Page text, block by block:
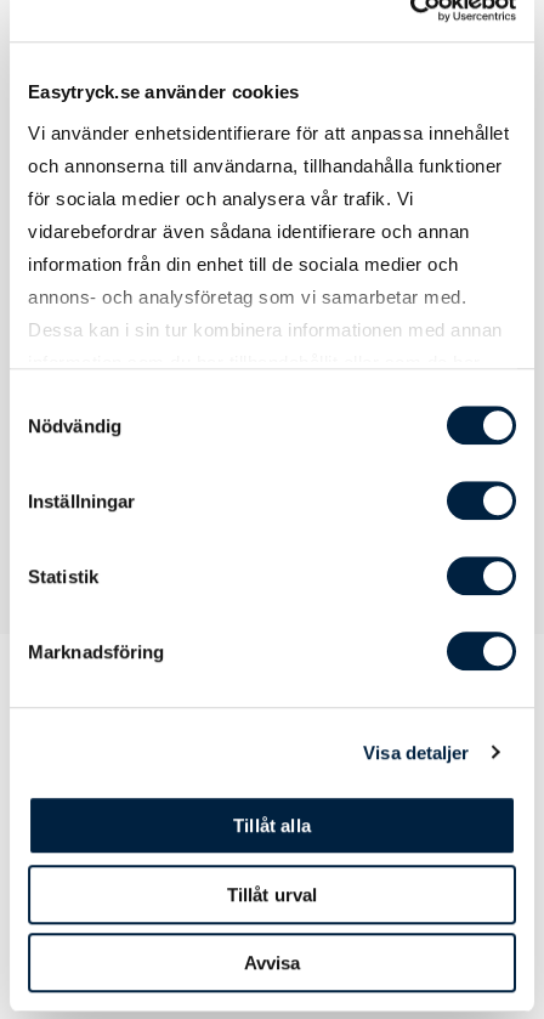
Easytryck.se använder cookies
Vi använder enhetsidentifierare för att anpassa innehållet
och annonserna till användarna, tillhandahålla funktioner
för sociala medier och analysera vår trafik. Vi
vidarebefordrar även sådana identifierare och annan
information från din enhet till de sociala medier och
annons- och analysföretag som vi samarbetar med.
Dessa kan i sin tur kombinera informationen med annan
Nödvändig
Inställningar
Statistik
Marknadsföring
Visa detaljer
Tillåt alla
Tillåt urval
Avvisa
Tryckyta 25x80 mm
Graveringsyta 25x100 mm
Certifikat / Garantier
Antal 25 50 100
168,00
Designmetod